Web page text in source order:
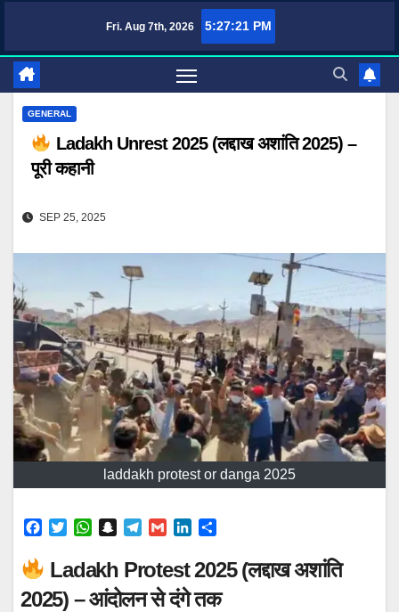
content
Fri. Aug 7th, 2026 5:27:22 PM
TufaWrite – Latest Technology Updates, Informative Knowledge & Spiritual
GENERAL
Ladakh Unrest 2025 (लद्दाख अशांति 2025) –
पूरी कहानी
SEP 25, 2025
laddakh protest or danga 2025
c
b
i
t
t
W
a
t
s
p
c
l
e
g
G
a
i
l
n
k
e
a
r
e
Ladakh Protest 2025 (लद्दाख अशांति
2025) – आंदोलन से दंगे तक